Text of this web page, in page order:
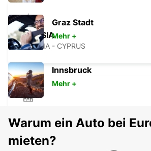
NICOSIA
NICOSIA - CYPRUS
LARNACA - CYPRUS
Graz Stadt
Mehr +
Innsbruck
Mehr +
Warum ein Auto bei
mieten?